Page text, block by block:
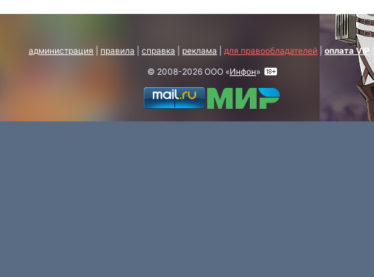
администрация правила справка реклама для правообладателей оплата VIP
© 2008-2026 ООО «Инфон»